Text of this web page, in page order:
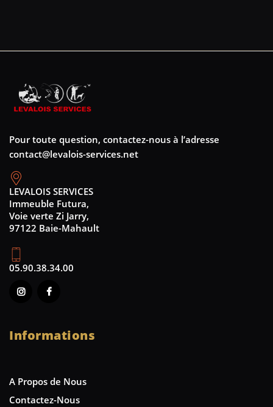
Pour toute question, contactez-nous à l’adresse
contact@levalois-services.net
LEVALOIS SERVICES
Immeuble Futura,
Voie verte Zi Jarry,
97122 Baie-Mahault
05.90.38.34.00
Informations
A Propos de Nous
Contactez-Nous